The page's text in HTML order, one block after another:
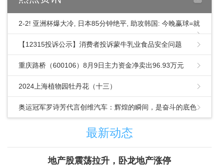
2-2! 亚洲杯爆大冷, 日本85分钟绝平, 助攻韩国: 今晚赢球=就
提前出线
【12315投诉公示】消费者投诉蒙牛乳业食品安全问题
重庆路桥（600106）8月9日主力资金净卖出96.93万元
2024上海植物园牡丹花（十三）
奥运冠军罗诗芳代言创维汽车：辉煌的瞬间，是奋斗的底色
最新动态
地产股震荡拉升，卧龙地产涨停